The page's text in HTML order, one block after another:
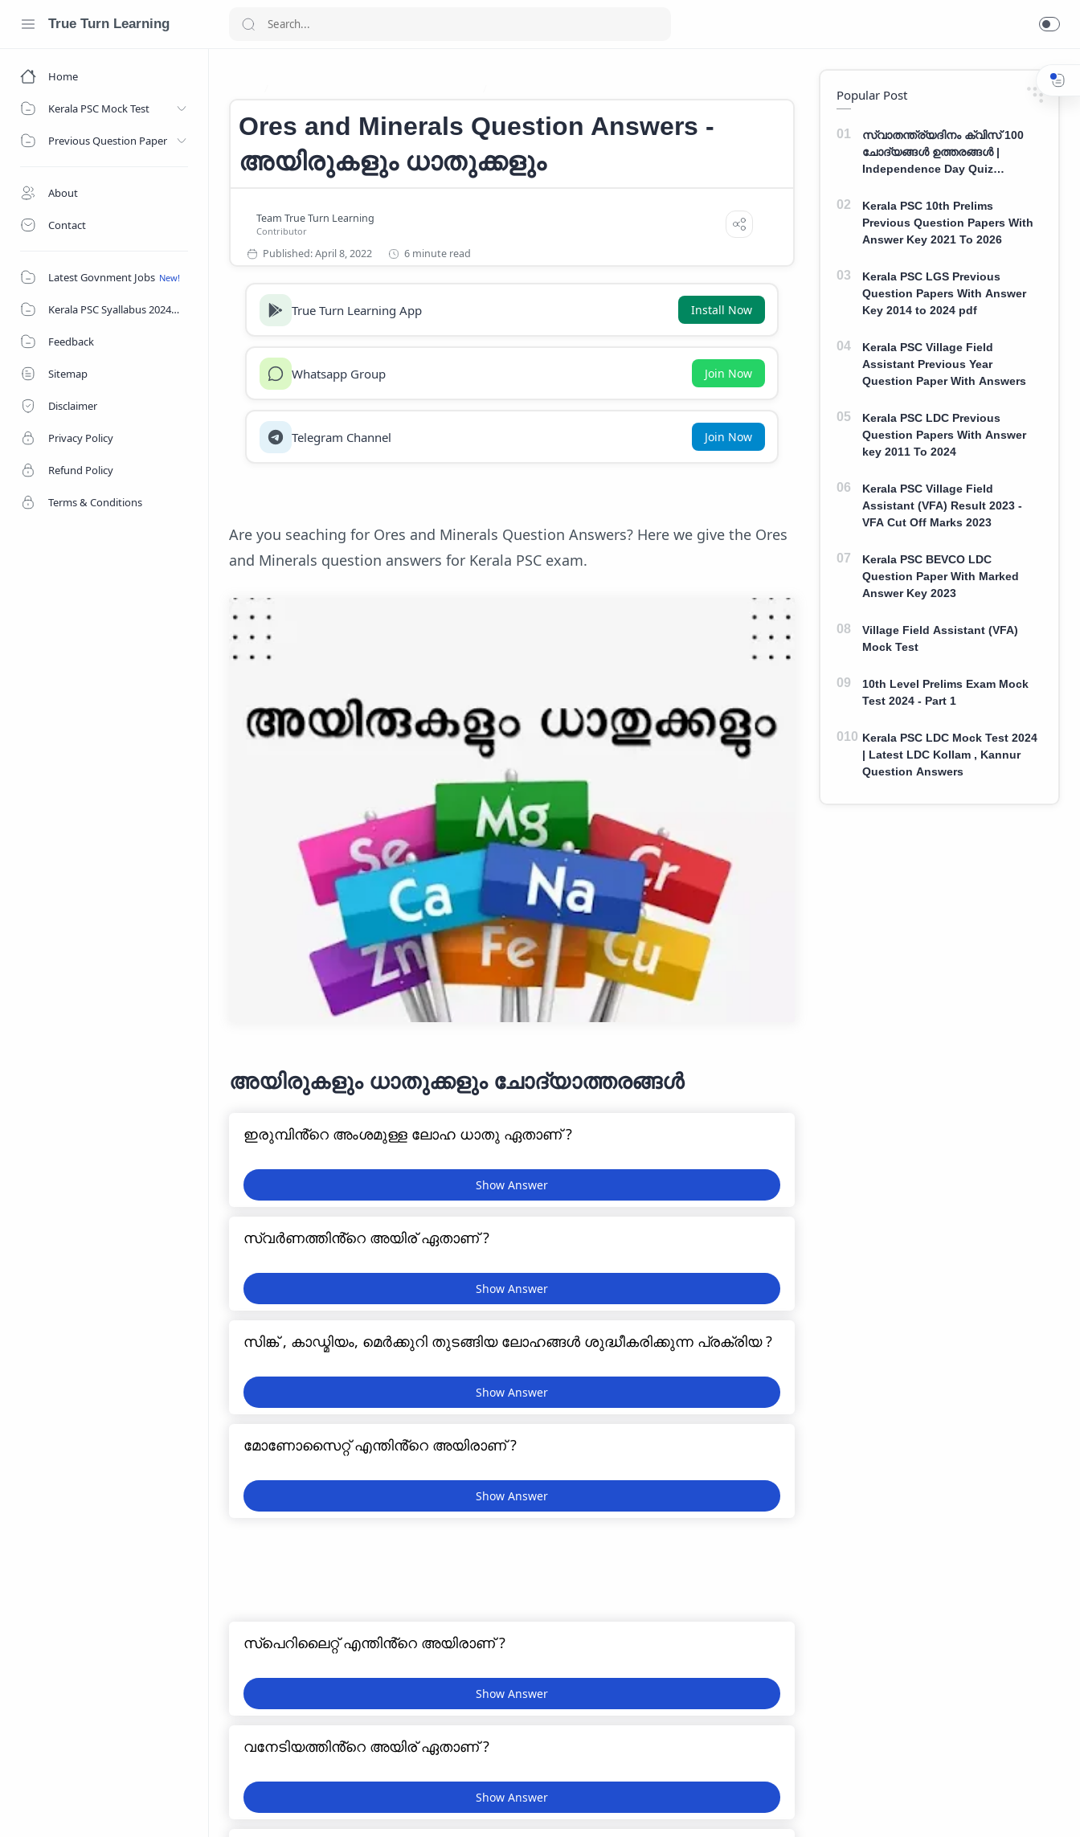
True Turn Learning
Home
Kerala PSC Mock Test
Previous Question Paper
About
Contact
Latest Govnment Jobs
Kerala PSC Syallabus 2024
Feedback
Sitemap
Disclaimer
Privacy Policy
Refund Policy
Terms & Conditions
Ores and Minerals Question Answers -
അയിരുകളും ധാതുക്കളും
6 minute read
True Turn Learning App Install Now
Whatsapp Group Join Now
Telegram Channel Join Now
Are you seaching for Ores and Minerals Question Answers? Here we give the Ores
and Minerals question answers for Kerala PSC exam.
അയിരുകളും ധാതുക്കളും ചോദ്യാത്തരങ്ങൾ
ഇരുമ്പിൻ്റെ അംശമുള്ള ലോഹ ധാതു ഏതാണ് ?
സ്വർണത്തിൻ്റെ അയിര് ഏതാണ് ?
സിങ്ക് , കാഡ്മിയം, മെർക്കുറി തുടങ്ങിയ ലോഹങ്ങൾ ശുദ്ധീകരിക്കുന്ന പ്രക്രിയ ?
മോണോസൈറ്റ് എന്തിൻ്റെ അയിരാണ് ?
സ്പെറിലൈറ്റ് എന്തിൻ്റെ അയിരാണ് ?
വനേടിയത്തിൻ്റെ അയിര് ഏതാണ് ?
Popular Post
സ്വാതന്ത്ര്യദിനം ക്വിസ് 100
ചോദ്യങ്ങൾ ഉത്തരങ്ങൾ |
Independence Day Quiz
Answers
Kerala PSC 10th Prelims
Previous Question Papers With
Answer Key 2021 To 2026
Kerala PSC LGS Previous
Question Papers With Answer
Key 2014 to 2024 pdf
Kerala PSC Village Field
Assistant Previous Year
Question Paper With Answers
Kerala PSC LDC Previous
Question Papers With Answer
key 2011 To 2024
Kerala PSC Village Field
Assistant (VFA) Result 2023 -
VFA Cut Off Marks 2023
Kerala PSC BEVCO LDC
Question Paper With Marked
Answer Key 2023
Village Field Assistant (VFA)
Mock Test
10th Level Prelims Exam Mock
Test 2024 - Part 1
Kerala PSC LDC Mock Test 2024
| Latest LDC Kollam , Kannur
Question Answers